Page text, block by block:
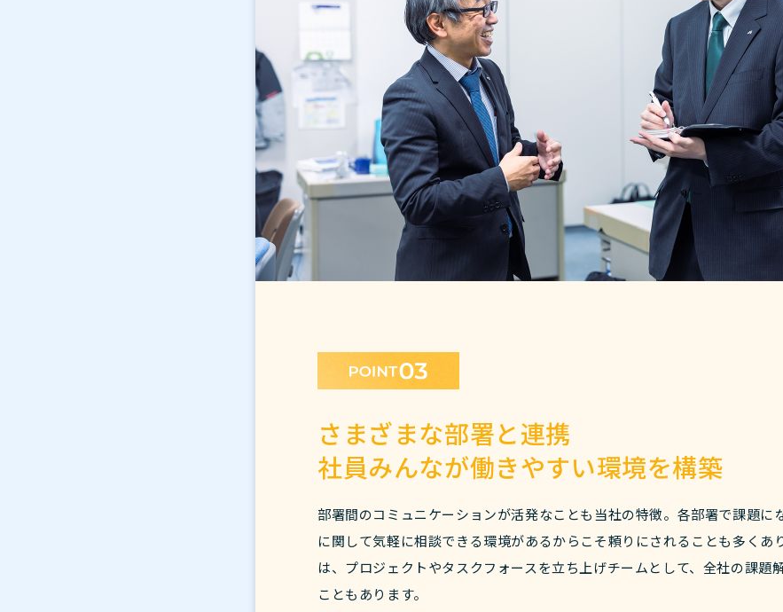
さまざまな部署と連携
社員みんなが働きやすい環境を構築
部署間のコミュニケーションが活発なことも当社の特徴。各部署で課題に
に関して気軽に相談できる環境があるからこそ頼りにされることも多くあ
は、プロジェクトやタスクフォースを立ち上げチームとして、全社の課題
こともあります。